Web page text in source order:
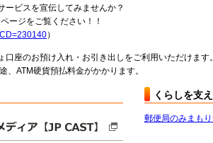
ービスを宣伝してみませんか？
ージをご覧ください！！
）
座のお預け入れ・お引き出しをご利用いただけます。
ATM硬貨預払料金がかかります。
くらしを支
郵便局のみまも